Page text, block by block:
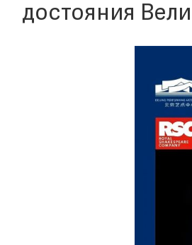
достояния